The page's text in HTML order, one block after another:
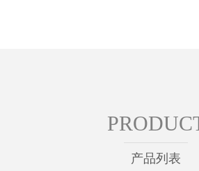
产品列表